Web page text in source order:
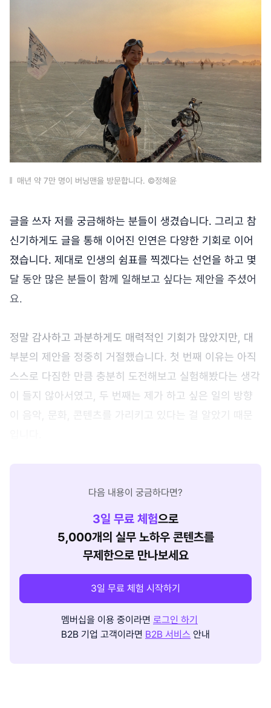
매년 약 7만 명이 버닝맨을 방문합니다. ©정혜윤
글을 쓰자 저를 궁금해하는 분들이 생겼습니다. 그리고 참
신기하게도 글을 통해 이어진 인연은 다양한 기회로 이어
졌습니다. 제대로 인생의 쉼표를 찍겠다는 선언을 하고 몇
달 동안 많은 분들이 함께 일해보고 싶다는 제안을 주셨어
요.
정말 감사하고 과분하게도 매력적인 기회가 많았지만, 대
부분의 제안을 정중히 거절했습니다. 첫 번째 이유는 아직
스스로 다짐한 만큼 충분히 도전해보고 실험해봤다는 생각
이 들지 않아서였고, 두 번째는 제가 하고 싶은 일의 방향
이 음악, 문화, 콘텐츠를 가리키고 있다는 걸 알았기 때문
다음 내용이 궁금하다면?
3일 무료 체험으로
5,000개의 실무 노하우 콘텐츠를
무제한으로 만나보세요
3일 무료 체험 시작하기
멤버십을 이용 중이라면 로그인 하기
B2B 기업 고객이라면 B2B 서비스 안내